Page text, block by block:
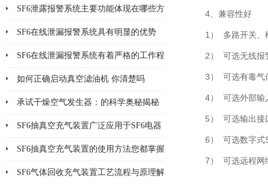
供更多一层可靠保护
SF6泄露报警系统主要功能体现在哪些方
面
SF6在线泄漏报警系统具有明显的优势
SF6在线泄漏报警系统有着严格的工作程
序和要求
如何正确启动真空滤油机 你清楚吗
承试干燥空气发生器：的科学奥秘揭秘
SF6抽真空充气装置广泛应用于SF6电器
产品
SF6抽真空充气装置的使用方法您都掌握
了吗
SF6气体回收充气装置工艺流程与原理解
4、兼容性好
1） 多路开关、
2） 可选无线报
3） 可选有毒气
4） 可选外部输
5） 可选输出接
6） 可选数字式
7） 可选远程网